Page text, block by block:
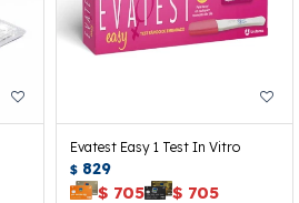
Evatest Easy 1 Test In Vitro
$ 829
$ 705 $ 705